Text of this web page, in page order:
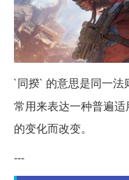
`同揆` 的意思是同一法
常用来表达一种普遍
的变化而改变。
---